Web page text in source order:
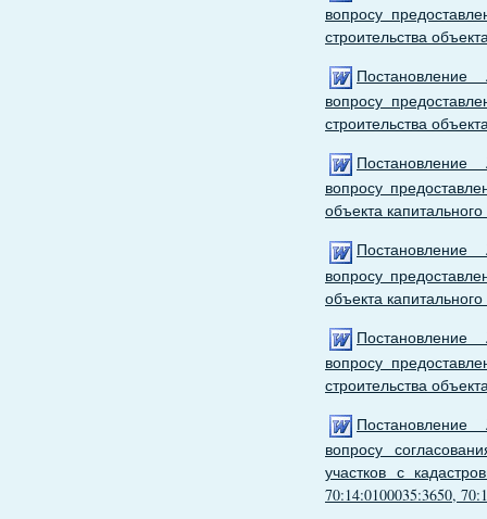
вопросу
строительства
вопросу
строительства
вопросу
объекта
вопросу
объекта
вопросу
строительства
вопросу
участков с
70:14:0100035:3650,